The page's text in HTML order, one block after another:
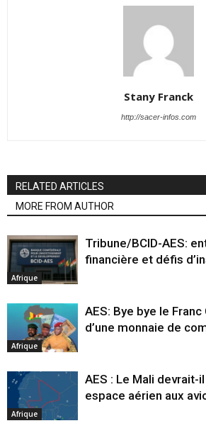
Stany Franck
http://sacer-infos.com
RELATED ARTICLES
MORE FROM AUTHOR
Afrique
Tribune/BCID-AES:
financière et défis
Afrique
AES: Bye bye le Franc
d’une monnaie de
Afrique
AES : Le Mali devrait-
espace aérien aux